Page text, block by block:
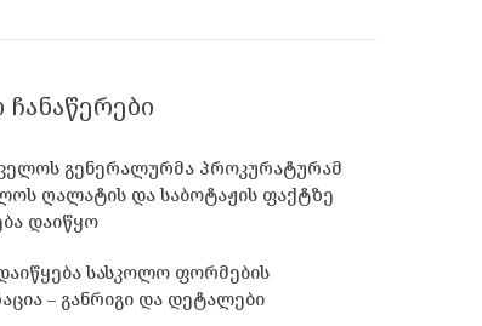
გენერალურმა პროკურატურამ
ღალატის და საბოტაჟის ფაქტზე
დაიწყო
სასკოლო ფორმების
– განრიგი და დეტალები